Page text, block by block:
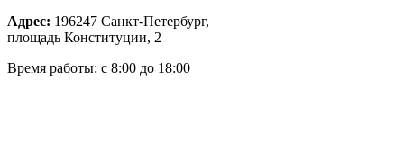
Адрес: 196247 Санкт-Петербург,
площадь Конституции, 2
Время работы: с 8:00 до 18:00